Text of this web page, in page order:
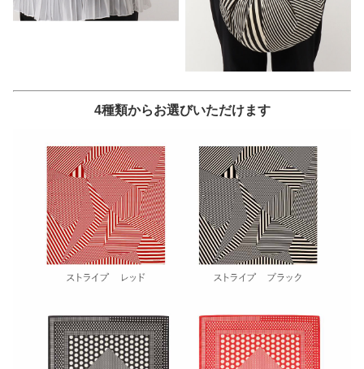
4種類からお選びいただけます